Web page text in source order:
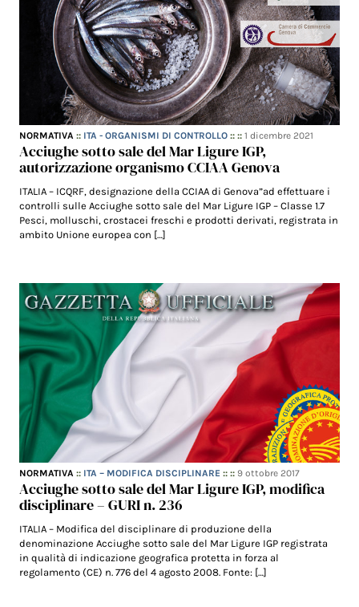
NORMATIVA :: ITA - ORGANISMI DI CONTROLLO :: ::1 dicembre 2021
Acciughe sotto sale del Mar Ligure IGP,
autorizzazione organismo CCIAA Genova
ITALIA – ICQRF, designazione della CCIAA di Genova”ad effettuare i
controlli sulle Acciughe sotto sale del Mar Ligure IGP – Classe 1.7
Pesci, molluschi, crostacei freschi e prodotti derivati, registrata in
ambito Unione europea con […]
NORMATIVA :: ITA – MODIFICA DISCIPLINARE :: ::9 ottobre 2017
Acciughe sotto sale del Mar Ligure IGP, modifica
disciplinare – GURI n. 236
ITALIA – Modifica del disciplinare di produzione della
denominazione Acciughe sotto sale del Mar Ligure IGP registrata
in qualità di indicazione geografica protetta in forza al
regolamento (CE) n. 776 del 4 agosto 2008. Fonte: […]